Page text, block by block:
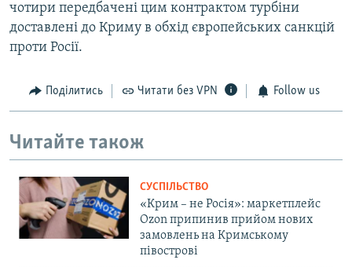
чотири передбачені цим контрактом турбіни
доставлені до Криму в обхід європейських санкцій
проти Росії.
Поділитись Читати без VPN Follow us
Читайте також
СУСПІЛЬСТВО
«Крим – не Росія»: маркетплейс
Ozon припинив прийом нових
замовлень на Кримському
півострові